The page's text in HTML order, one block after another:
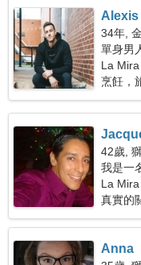
Alexis
34年,
單身男
La Mira
烹飪，
42歲,
我是一
La
真實的
Anna